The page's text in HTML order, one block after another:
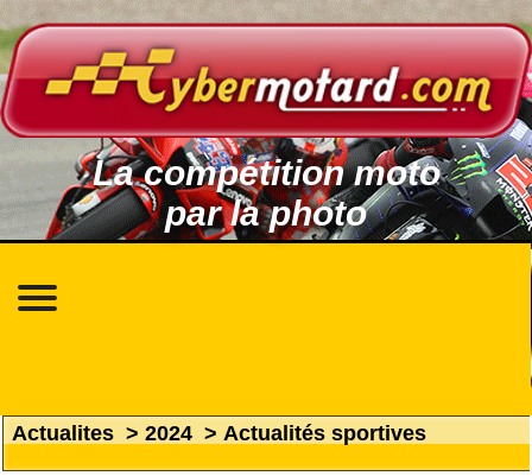
La compétition moto
par la photo
Actualites > 2024 > Actualités sportives